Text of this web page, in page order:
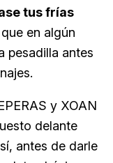
tus frías
en algún
pesadilla antes
y XOAN
delante
antes de darle